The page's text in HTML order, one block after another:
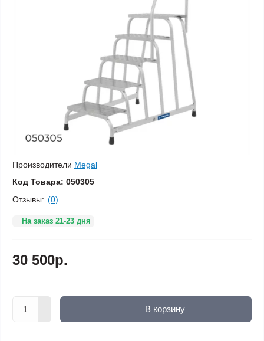
Производители Megal
Код Товара: 050305
Отзывы: (0)
На заказ 21-23 дня
30 500р.
В корзину